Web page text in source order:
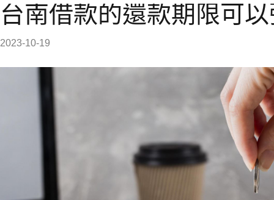
台南借款的還款期限可
2023-10-19